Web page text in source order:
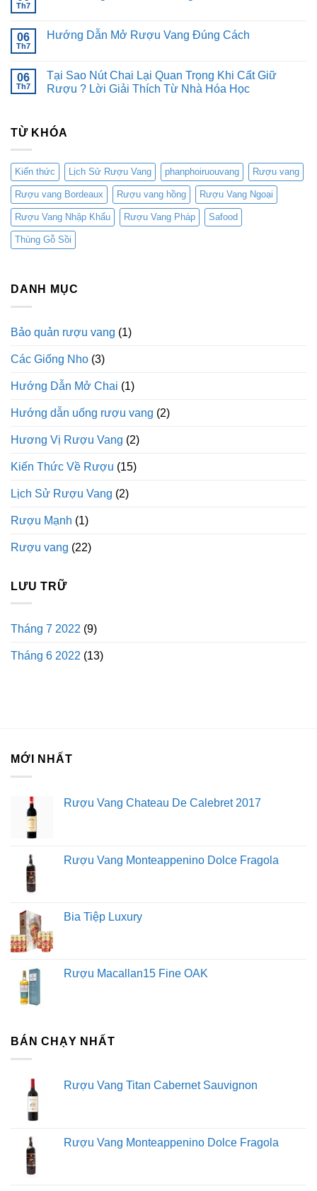
Bordeaux
Blend
Th7
luận
Cabernet
Sauvignon
06
Th7
Hướng Dẫn Mở Rượu Vang Đúng Cách
luận
ở
Hướng
Vang
06
Th7
Tại Sao Nút Chai Lại Quan Trọng Khi Cất Giữ
Rượu ? Lời Giải Thích Từ Nhà Hóa Học
luận
ở
Nút
Chai
Lại
Quan
Trọng
Khi
Cất
Giữ
Rượu
?
Từ
Nhà
TỪ KHÓA
Kiến thức Lịch Sử Rượu Vang phanphoiruouvang Rượu vang
Rượu vang Bordeaux Rượu vang hồng Rượu Vang Ngoại
Rượu Vang Nhập Khẩu Rượu Vang Pháp Safood
Thùng Gỗ Sồi
DANH MỤC
Bảo quản rượu vang (1)
Các Giống Nho (3)
Hướng Dẫn Mở Chai (1)
Hướng dẫn uống rượu vang (2)
Hương Vị Rượu Vang (2)
Kiến Thức Về Rượu (15)
Lịch Sử Rượu Vang (2)
Rượu Mạnh (1)
Rượu vang (22)
LƯU TRỮ
Tháng 7 2022 (9)
Tháng 6 2022 (13)
MỚI NHẤT
Rượu Vang Chateau De Calebret 2017
Rượu Vang Monteappenino Dolce Fragola
Bia Tiệp Luxury
Rượu Macallan15 Fine OAK
BÁN CHẠY NHẤT
Rượu Vang Titan Cabernet Sauvignon
Rượu Vang Monteappenino Dolce Fragola